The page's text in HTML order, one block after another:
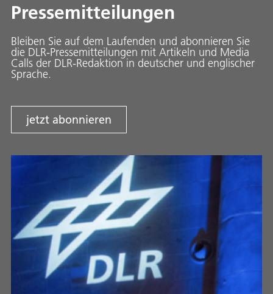
Pressemitteilungen
Bleiben Sie auf dem Laufenden und abonnieren Sie
die DLR-Pressemitteilungen mit Artikeln und Media
Calls der DLR-Redaktion in deutscher und englischer
Sprache.
jetzt abonnieren